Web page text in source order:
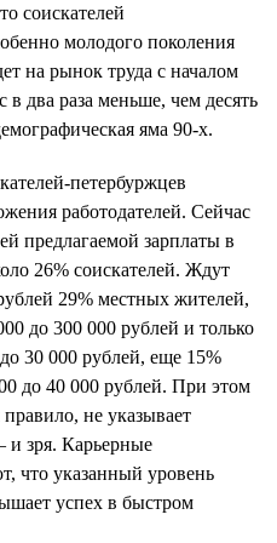
соискателей
молодого поколения
на рынок труда с началом
в два раза меньше, чем десять
яма 90-х.
петербуржцев
работодателей. Сейчас
предлагаемой зарплаты в
26% соискателей. Ждут
29% местных жителей,
до 300 000 рублей и только
30 000 рублей, еще 15%
до 40 000 рублей. При этом
не указывает
зря. Карьерные
что указанный уровень
успех в быстром